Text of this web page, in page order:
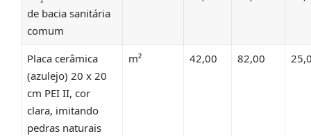
de bacia sanitária
comum
Placa cerâmica
(azulejo) 20 x 20
cm PEI II, cor
clara, imitando
pedras naturais
m² 42,00 82,00